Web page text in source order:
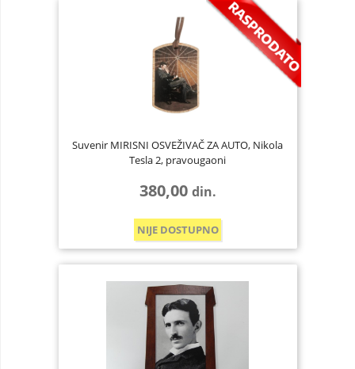
Suvenir MIRISNI OSVEŽIVAČ ZA AUTO, Nikola
Tesla 2, pravougaoni
380,00 din.
NIJE DOSTUPNO